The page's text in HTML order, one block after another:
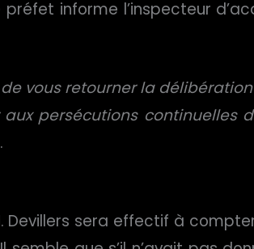
préfet informe l’inspecteur
de vous retourner la
persécutions continuelles
Devillers sera effectif à